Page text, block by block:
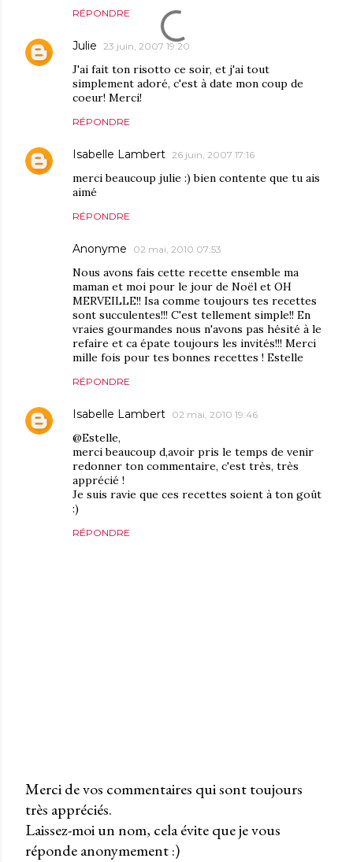
RÉPONDRE
Julie 23 juin, 2007 19:20
J'ai fait ton risotto ce soir, et j'ai tout
simplement adoré, c'est à date mon coup de
coeur! Merci!
RÉPONDRE
Isabelle Lambert 26 juin, 2007 17:16
merci beaucoup julie :) bien contente que tu ais
aimé
RÉPONDRE
Anonyme 02 mai, 2010 07:53
Nous avons fais cette recette ensemble ma
maman et moi pour le jour de Noël et OH
MERVEILLE!! Isa comme toujours tes recettes
sont succulentes!!! C'est tellement simple!! En
vraies gourmandes nous n'avons pas hésité à le
refaire et ca épate toujours les invités!!! Merci
mille fois pour tes bonnes recettes ! Estelle
RÉPONDRE
Isabelle Lambert 02 mai, 2010 19:46
@Estelle,
merci beaucoup d,avoir pris le temps de venir
redonner ton commentaire, c'est très, très
apprécié !
Je suis ravie que ces recettes soient à ton goût
:)
RÉPONDRE
P
u
b
Merci de vos commentaires qui sont toujours
très appréciés.
Laissez-moi un nom, cela évite que je vous
réponde anonymement :)